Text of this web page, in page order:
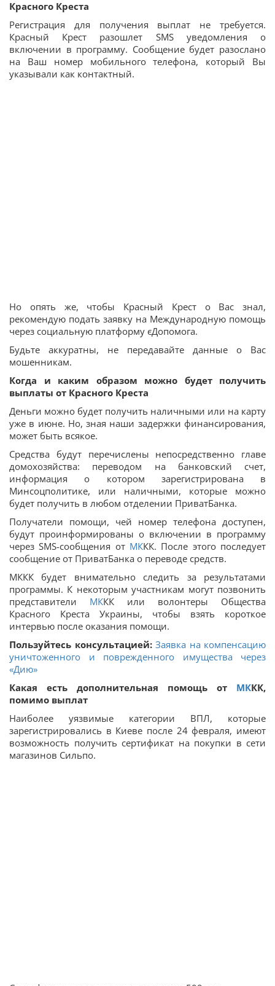
Красного Креста
Регистрация для получения выплат не требуется.
Красный Крест разошлет SMS уведомления о
включении в программу. Сообщение будет разослано
на Ваш номер мобильного телефона, который Вы
указывали как контактный.
Но опять же, чтобы Красный Крест о Вас знал,
рекомендую подать заявку на Международную помощь
через социальную платформу єДопомога.
Будьте аккуратны, не передавайте данные о Вас
мошенникам.
Когда и каким образом можно будет получить
выплаты от Красного Креста
Деньги можно будет получить наличными или на карту
уже в июне. Но, зная наши задержки финансирования,
может быть всякое.
Средства будут перечислены непосредственно главе
домохозяйства: переводом на банковский счет,
информация о котором зарегистрирована в
Минсоцполитике, или наличными, которые можно
будет получить в любом отделении ПриватБанка.
Получатели помощи, чей номер телефона доступен,
будут проинформированы о включении в программу
через SMS-сообщения от МККК. После этого последует
сообщение от ПриватБанка о переводе средств.
МККК будет внимательно следить за результатами
программы. К некоторым участникам могут позвонить
представители МККК или волонтеры Общества
Красного Креста Украины, чтобы взять короткое
интервью после оказания помощи.
Пользуйтесь консультацией: Заявка на компенсацию
уничтоженного и поврежденного имущества через
«Дию»
Какая есть дополнительная помощь от МККК,
помимо выплат
Наиболее уязвимые категории ВПЛ, которые
зарегистрировались в Киеве после 24 февраля, имеют
возможность получить сертификат на покупки в сети
магазинов Сильпо.